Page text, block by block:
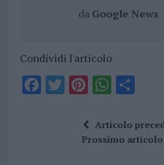
da Google News
Condividi l'articolo
F T Pi
te
re
W
at
s
S
a
re
Articolo
Prossimo articolo